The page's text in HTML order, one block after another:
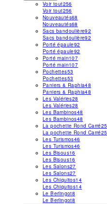
Voir tout256
Voir tout256
Nouveautés68
Nouveautés68
Sacs bandoulière92
Sacs bandoulière92
Porté épaule92
Porté épaule92
Porté main107
Porté main107
Pochettes53
Pochettes53
Paniers & Raphia48
Paniers & Raphia48
Les Valéries28
Les Valéries28
Les Bambinos48
Les Bambinos48
La pochette Rond Carré25
La pochette Rond Carré25
Les Turismos46
Les Turismos46
Les Bisous16
Les Bisous16
Les Salons27
Les Salons27
Les Chiquitos14
Les Chiquitos14
Le Berlingot8
Le Berlingot8